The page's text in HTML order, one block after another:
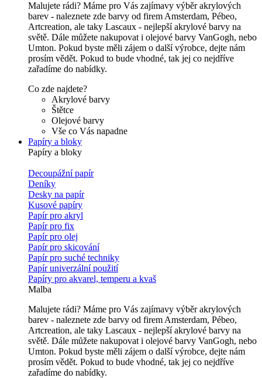
Malujete rádi? Máme pro Vás zajímavy výběr akrylových
barev - naleznete zde barvy od firem Amsterdam, Pébeo,
Artcreation, ale taky Lascaux - nejlepší akrylové barvy na
světě. Dále můžete nakupovat i olejové barvy VanGogh, nebo
Umton. Pokud byste měli zájem o další výrobce, dejte nám
prosím vědět. Pokud to bude vhodné, tak jej co nejdříve
zařadíme do nabídky.
Co zde najdete?
Akrylové barvy
Štětce
Olejové barvy
Vše co Vás napadne
Papíry a bloky
Papíry a bloky
Decoupážní papír
Deníky
Desky na papír
Kusové papíry
Papír pro akryl
Papír pro fix
Papír pro olej
Papír pro skicování
Papír pro suché techniky
Papír univerzální použití
Papíry pro akvarel, temperu a kvaš
Malba
Malujete rádi? Máme pro Vás zajímavy výběr akrylových
barev - naleznete zde barvy od firem Amsterdam, Pébeo,
Artcreation, ale taky Lascaux - nejlepší akrylové barvy na
světě. Dále můžete nakupovat i olejové barvy VanGogh, nebo
Umton. Pokud byste měli zájem o další výrobce, dejte nám
prosím vědět. Pokud to bude vhodné, tak jej co nejdříve
zařadíme do nabídky.